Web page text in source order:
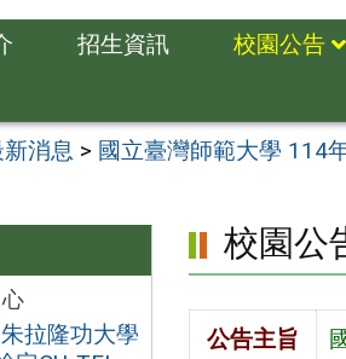
招生資訊 校園公告
消息 > 國立臺灣師範大學 114
拉隆功大學
校園公
公告主旨